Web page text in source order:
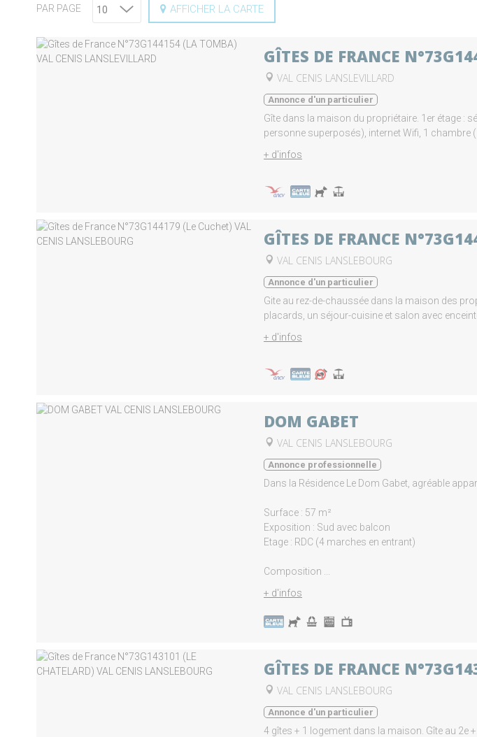
PAR PAGE AFFICHER LA CARTE
GÎTES DE FRANCE
VAL CENIS LANSLEVILLARD
Annonce d'un particulier
Gîte dans la maison du propriétaire. 1er étage :
personne superposés), internet Wifi, 1 chambre (1
+ d'infos
GÎTES DE FRANCE
VAL CENIS LANSLEBOURG
Annonce d'un particulier
Gite au rez-de-chaussée dans la maison des
placards, un séjour-cuisine et salon avec
+ d'infos
DOM GABET
VAL CENIS LANSLEBOURG
Annonce professionnelle
Dans la Résidence Le Dom Gabet, agréable
Surface : 57 m²
Exposition : Sud avec balcon
Etage : RDC (4 marches en entrant)
Composition ...
+ d'infos
GÎTES DE FRANCE
VAL CENIS LANSLEBOURG
Annonce d'un particulier
4 gîtes + 1 logement dans la maison. Gîte au 2e